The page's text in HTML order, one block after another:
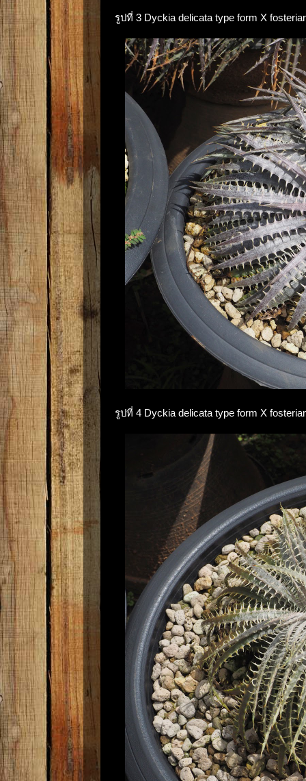
รูปที่ 3 Dyckia delicata type form X
รูปที่ 4 Dyckia delicata type form X